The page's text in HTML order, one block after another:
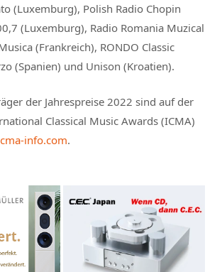
(Luxemburg), Polish Radio Chopin
(Luxemburg), Radio Romania Muzical
(Frankreich), RONDO Classic
(Spanien) und Unison (Kroatien).
der Jahrespreise 2022 sind auf der
Classical Music Awards (ICMA)
info.com.